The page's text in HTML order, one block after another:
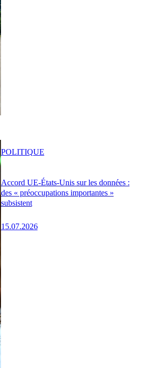
Accord UE-États-Unis sur les données :
des « préoccupations importantes »
subsistent
15.07.2026
POLITIQUE